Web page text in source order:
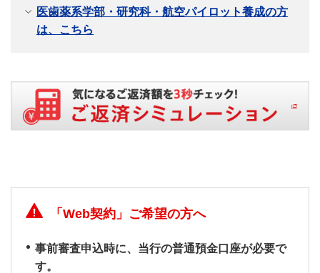
医歯薬系学部・研究科・航空パイロット養成の方
は、こちら
「Web契約」ご希望の方へ
事前審査申込時に、当行の普通預金口座が必要で
す。